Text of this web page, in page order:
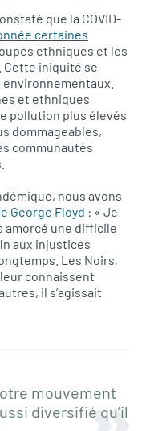
que la COVID-
certaines
ethniques et les
iniquité se
et ethniques
pollution plus élevés
dommageables,
communautés
nous avons
George Floyd : « Je
amorcé une difficile
aux injustices
Les Noirs,
connaissent
il s’agissait
mouvement
diversifié qu’il